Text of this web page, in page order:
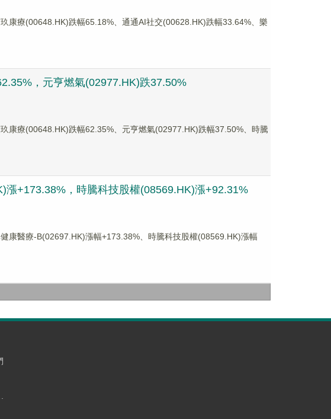
康療(00648.HK)跌幅65.18%、通通AI社交(00628.HK)跌幅33.64%、樂
，元亨燃氣(02977.HK)跌37.50%
康療(00648.HK)跌幅62.35%、元亨燃氣(02977.HK)跌幅37.50%、時騰
漲+173.38%，時騰科技股權(08569.HK)漲+92.31%
康醫療-B(02697.HK)漲幅+173.38%、時騰科技股權(08569.HK)漲幅